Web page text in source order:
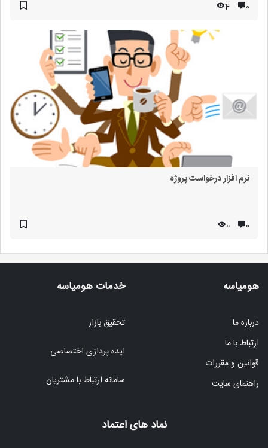
۰ 4
نرم افزار درخواست پروژه
۰ 0
هومیاسه
درباره ما
ارتباط با ما
قوانین و مقررات
راهنمای سایت
خدمات هومیاسه
تحقیق بازار
ایده پردازی اختصاصی
سامانه ارتباط با مشتریان
نماد های اعتماد